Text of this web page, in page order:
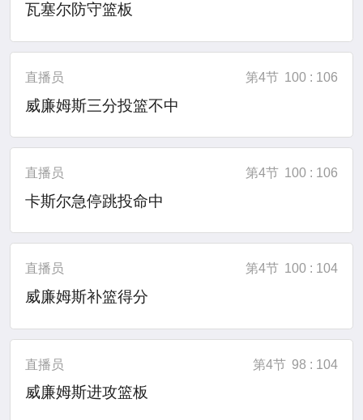
瓦塞尔防守篮板
直播员 第4节 100 : 106
威廉姆斯三分投篮不中
直播员 第4节 100 : 106
卡斯尔急停跳投命中
直播员 第4节 100 : 104
威廉姆斯补篮得分
直播员 第4节 98 : 104
威廉姆斯进攻篮板